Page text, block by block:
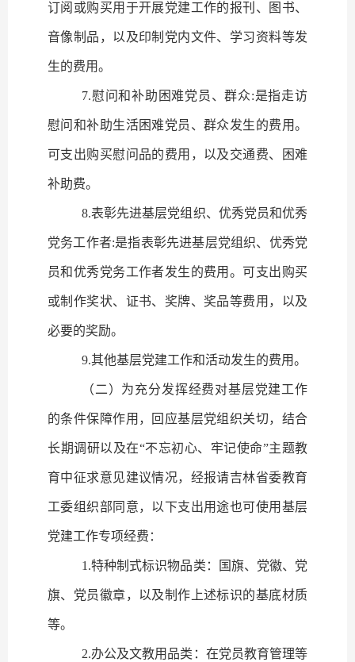
订阅或购买用于开展党建工作的报刊、图书、
音像制品，以及印制党内文件、学习资料等发
生的费用。
7.慰问和补助困难党员、群众:是指走访
慰问和补助生活困难党员、群众发生的费用。
可支出购买慰问品的费用，以及交通费、困难
补助费。
8.表彰先进基层党组织、优秀党员和优秀
党务工作者:是指表彰先进基层党组织、优秀党
员和优秀党务工作者发生的费用。可支出购买
或制作奖状、证书、奖牌、奖品等费用，以及
必要的奖励。
9.其他基层党建工作和活动发生的费用。
（二）为充分发挥经费对基层党建工作
的条件保障作用，回应基层党组织关切，结合
长期调研以及在“不忘初心、牢记使命”主题教
育中征求意见建议情况，经报请吉林省委教育
工委组织部同意，以下支出用途也可使用基层
党建工作专项经费：
1.特种制式标识物品类：国旗、党徽、党
旗、党员徽章，以及制作上述标识的基底材质
等。
2.办公及文教用品类：在党员教育管理等